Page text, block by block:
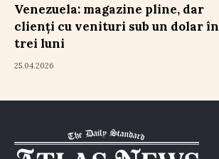
Venezuela: magazine pline, dar
clienți cu venituri sub un dolar în
trei luni
25.04.2026